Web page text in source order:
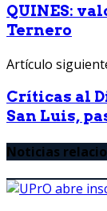
QUINES:
Ternero
Artículo
Críticas al
San Luis,
Noticias